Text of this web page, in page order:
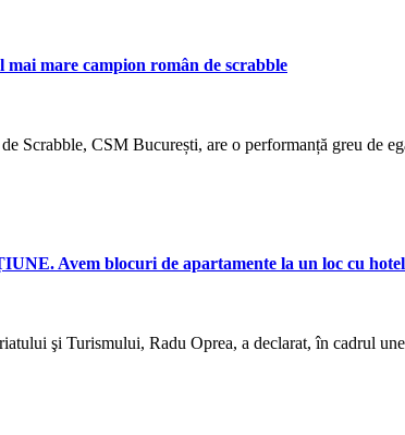
mai mare campion român de scrabble
Scrabble, CSM București, are o performanță greu de
Avem blocuri de apartamente la un loc cu
şi Turismului, Radu Oprea, a declarat, în cadrul